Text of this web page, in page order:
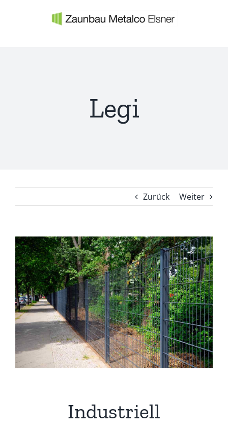
Legi
Zurück Weiter
View
Larger
Image
Industriell